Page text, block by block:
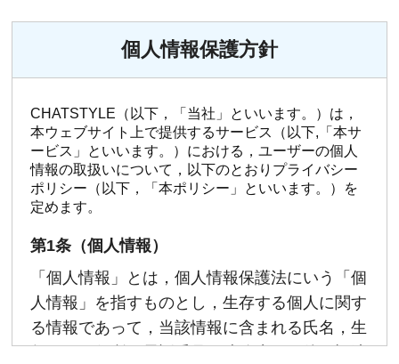
個人情報保護方針
CHATSTYLE（以下，「当社」といいます。）は，
本ウェブサイト上で提供するサービス（以下,「本サ
ービス」といいます。）における，ユーザーの個人
情報の取扱いについて，以下のとおりプライバシー
ポリシー（以下，「本ポリシー」といいます。）を
定めます。
第1条（個人情報）
「個人情報」とは，個人情報保護法にいう「個
人情報」を指すものとし，生存する個人に関す
る情報であって，当該情報に含まれる氏名，生
年月日，住所，電話番号，連絡先その他の記述